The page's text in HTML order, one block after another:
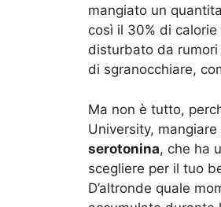
mangiato un
così il 30% di
disturbato da rumori
di sgranocchiare,
Ma non è tutto,
University,
serotonina, che ha
scegliere per il tuo
D’altronde quale